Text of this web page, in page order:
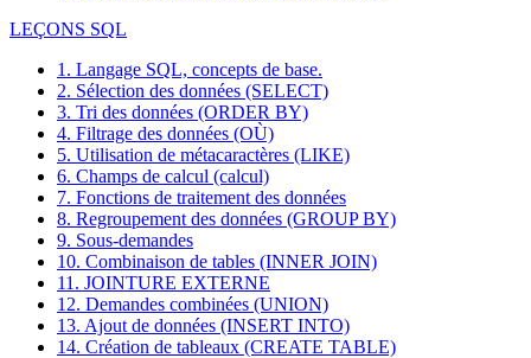
LEÇONS SQL
1. Langage SQL, concepts de base.
2. Sélection des données (SELECT)
3. Tri des données (ORDER BY)
4. Filtrage des données (OÙ)
5. Utilisation de métacaractères (LIKE)
6. Champs de calcul (calcul)
7. Fonctions de traitement des données
8. Regroupement des données (GROUP BY)
9. Sous-demandes
10. Combinaison de tables (INNER JOIN)
11. JOINTURE EXTERNE
12. Demandes combinées (UNION)
13. Ajout de données (INSERT INTO)
14. Création de tableaux (CREATE TABLE)